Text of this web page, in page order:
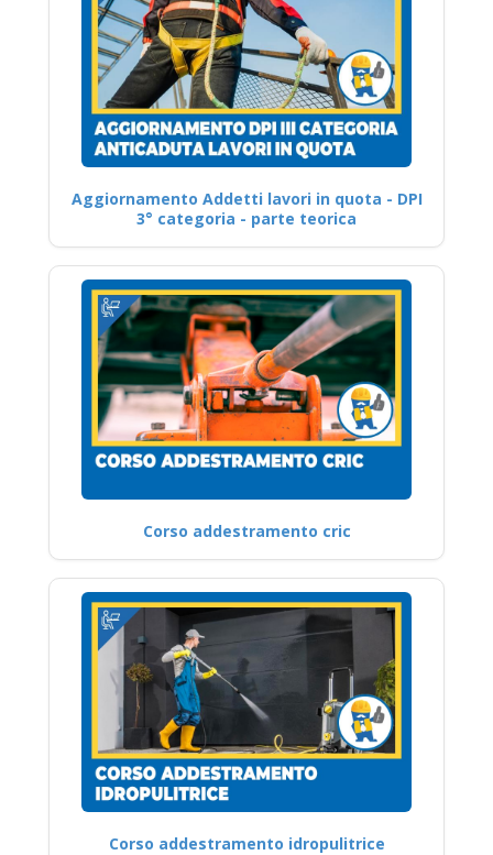
Aggiornamento Addetti lavori in quota - DPI
3° categoria - parte teorica
Corso addestramento cric
Corso addestramento idropulitrice